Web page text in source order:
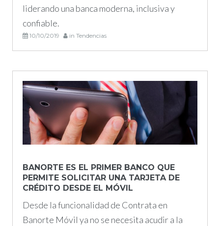
liderando una banca moderna, inclusiva y
confiable.
10/10/2019 in Tendencias
BANORTE ES EL PRIMER BANCO QUE
PERMITE SOLICITAR UNA TARJETA DE
CRÉDITO DESDE EL MÓVIL
Desde la funcionalidad de Contrata en
Banorte Móvil ya no se necesita acudir a la